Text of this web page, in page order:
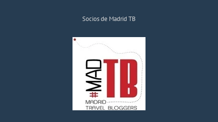
Socios de Madrid TB